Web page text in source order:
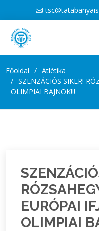
Főoldal
Atlétika
SZENZÁCIÓS SIKER!
OLIMPIAI BAJNOK!!!
EURÓPAI
OLIMPIAI